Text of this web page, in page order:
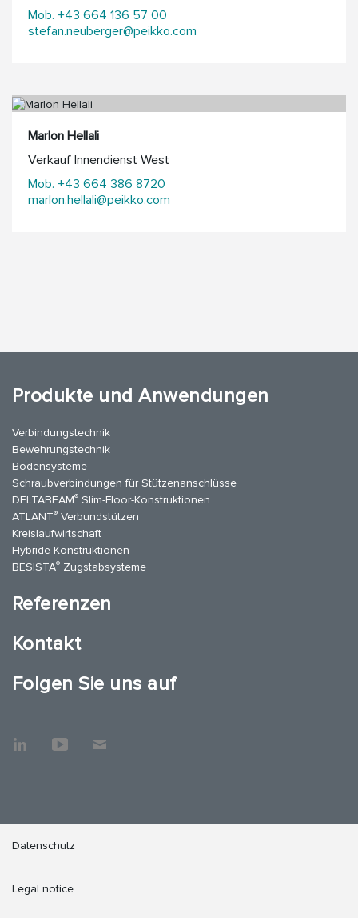
Mob. +43 664 136 57 00
stefan.neuberger@peikko.com
Marlon Hellali
Verkauf Innendienst West
Mob. +43 664 386 8720
marlon.hellali@peikko.com
Produkte und Anwendungen
Verbindungstechnik
Bewehrungstechnik
Bodensysteme
Schraubverbindungen für Stützen­anschlüsse
DELTABEAM® Slim-Floor-Konstruktionen
ATLANT® Verbundstützen
Kreislaufwirtschaft
Hybride Konstruktionen
BESISTA® Zugstabsysteme
Referenzen
Kontakt
Folgen Sie uns auf
Datenschutz
Legal notice